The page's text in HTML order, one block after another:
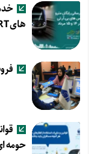
های BRT تبریز در ۱۴ و ۱۵ مرداد
حومه